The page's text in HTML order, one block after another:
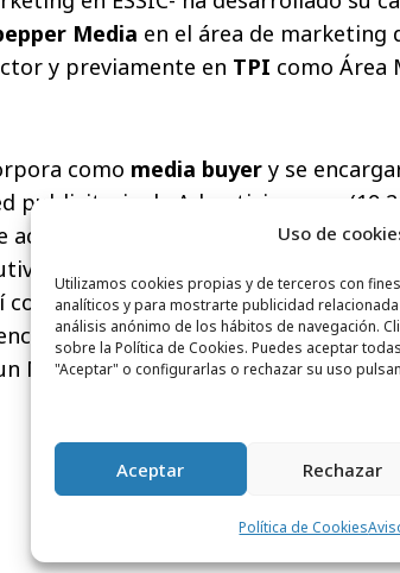
Uso de
Utilizamos cookies propias y de terceros con
analíticos y para mostrarte publicidad
análisis anónimo de los hábitos de navegación.
sobre la Política de Cookies. Puedes aceptar
"Aceptar" o configurarlas o rechazar su uso
Aceptar Rechazar
Política de Cookies
Media en el área de marketing
y previamente en TPI como Área
como media buyer y se
publicitaria de Advertising.com (19,2
active reach – Nielsen Mayo09).
de cuenta para el portal
como en Unidad Editorial y en el
en Periodismo por la
Master en Business Comunicación